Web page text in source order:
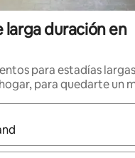
larga duración en
para estadías
para quedarte un
estén disponibles,